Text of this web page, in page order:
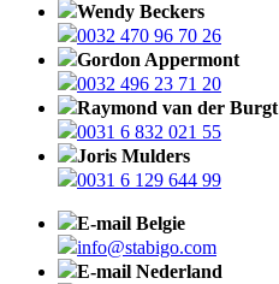
Wendy Beckers
0032 470 96 70 26
Gordon Appermont
0032 496 23 71 20
Raymond van der Burgt
0031 6 832 021 55
Joris Mulders
0031 6 129 644 99
E-mail Belgie
info@stabigo.com
E-mail Nederland